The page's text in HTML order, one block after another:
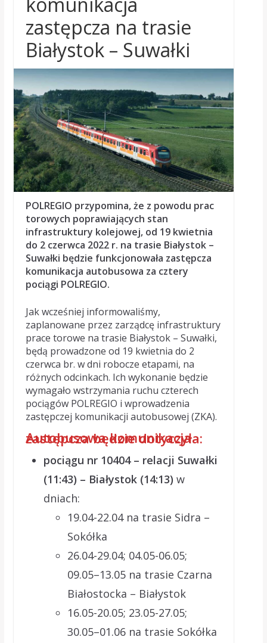
zastępcza na trasie
Białystok – Suwałki
POLREGIO przypomina, że z powodu prac
torowych poprawiających stan
infrastruktury kolejowej, od 19 kwietnia
do 2 czerwca 2022 r. na trasie Białystok –
Suwałki będzie funkcjonowała zastępcza
komunikacja autobusowa za cztery
pociągi POLREGIO.
Jak wcześniej informowaliśmy,
zaplanowane przez zarządcę infrastruktury
prace torowe na trasie Białystok – Suwałki,
będą prowadzone od 19 kwietnia do 2
czerwca br. w dni robocze etapami, na
różnych odcinkach. Ich wykonanie będzie
wymagało wstrzymania ruchu czterech
pociągów POLREGIO i wprowadzenia
zastępczej komunikacji autobusowej (ZKA).
Autobusowa komunikacja zastępcza będzie dotyczyła:
pociągu nr 10404 – relacji Suwałki
(11:43) – Białystok (14:13) w
dniach:
19.04-22.04 na trasie Sidra –
Sokółka
26.04-29.04; 04.05-06.05;
09.05–13.05 na trasie Czarna
Białostocka – Białystok
16.05-20.05; 23.05-27.05;
30.05–01.06 na trasie Sokółka